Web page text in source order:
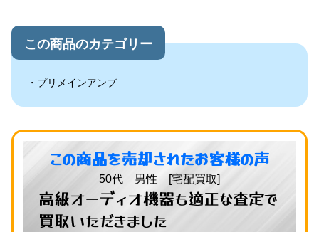
この商品のカテゴリー
プリメインアンプ
この商品を売却されたお客様の声
50代 男性 [宅配買取]
高級オーディオ機器も適正な査定で
買取いただきました